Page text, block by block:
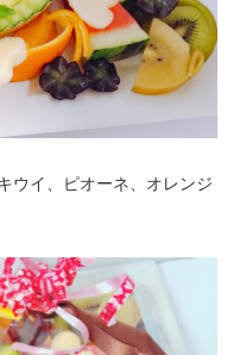
ウイ、ピオーネ、オレンジ